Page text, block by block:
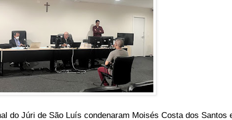
do Júri de São Luís condenaram Moisés Costa dos Santos